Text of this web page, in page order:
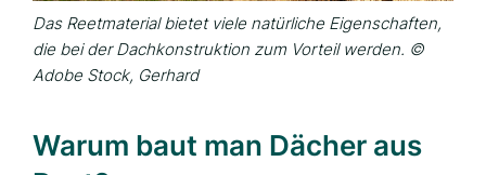
Das Reetmaterial bietet viele natürliche Eigenschaften,
die bei der Dachkonstruktion zum Vorteil werden. ©
Adobe Stock, Gerhard
Warum baut man Dächer aus